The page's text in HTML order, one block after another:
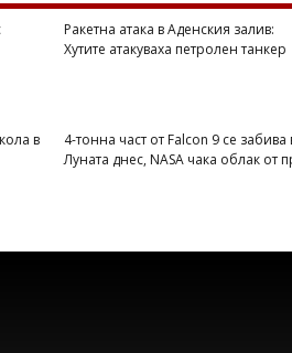
Ракетна атака в Аденския залив:
Хутите атакуваха петролен танкер
в
4-тонна част от Falcon 9 се забива
Луната днес, NASA чака облак от